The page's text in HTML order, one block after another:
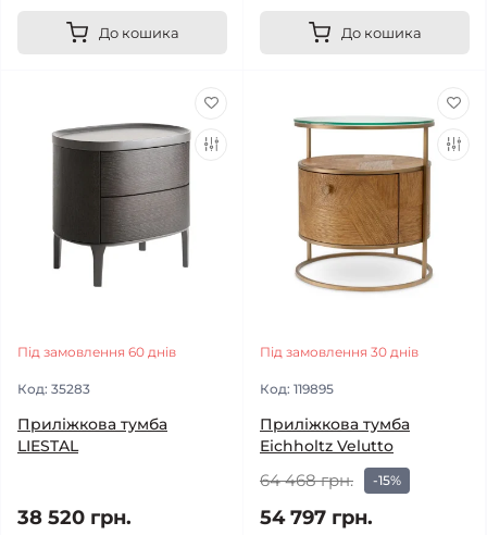
До кошика До кошика
Під замовлення 60 днів
Код: 35283
Приліжкова тумба
LIESTAL
38 520 грн.
Під замовлення 30 днів
Код: 119895
Приліжкова тумба
Eichholtz Velutto
64 468 грн. -15%
54 797 грн.